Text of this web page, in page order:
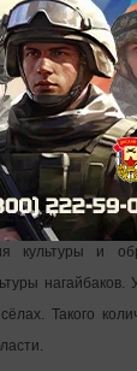
к
район
работы в
вторых
и
нагайбаков.
Такого